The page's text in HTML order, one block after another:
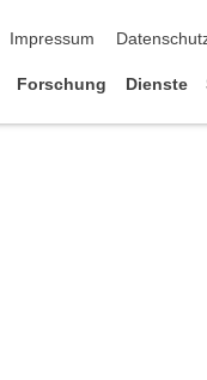
Impressum
Forschung Dienste